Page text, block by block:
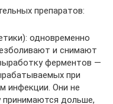
препаратов:
одновременно
и снимают
ферментов —
при
инфекции. Они не
принимаются дольше,